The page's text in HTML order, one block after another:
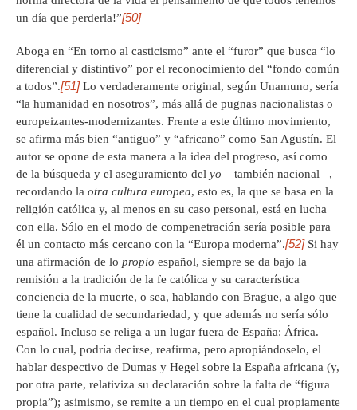
un día que perderla!”[50]
Aboga en “En torno al casticismo” ante el “furor” que busca “lo
diferencial y distintivo” por el reconocimiento del “fondo común
a todos”.[51]Lo verdaderamente original, según Unamuno, sería
“la humanidad en nosotros”, más allá de pugnas nacionalistas o
europeizantes-modernizantes. Frente a este último movimiento,
se afirma más bien “antiguo” y “africano” como San Agustín. El
autor se opone de esta manera a la idea del progreso, así como
de la búsqueda y el aseguramiento del yo – también nacional –,
recordando la otra cultura europea, esto es, la que se basa en la
religión católica y, al menos en su caso personal, está en lucha
con ella. Sólo en el modo de compenetración sería posible para
él un contacto más cercano con la “Europa moderna”.[52]Si hay
una afirmación de lo propio español, siempre se da bajo la
remisión a la tradición de la fe católica y su característica
conciencia de la muerte, o sea, hablando con Brague, a algo que
tiene la cualidad de secundariedad, y que además no sería sólo
español. Incluso se religa a un lugar fuera de España: África.
Con lo cual, podría decirse, reafirma, pero apropiándoselo, el
hablar despectivo de Dumas y Hegel sobre la España africana (y,
por otra parte, relativiza su declaración sobre la falta de “figura
propia”); asimismo, se remite a un tiempo en el cual propiamente